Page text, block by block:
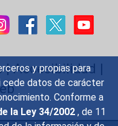
y propias para
cede datos de carácter
Conforme a
la Ley 34/2002 , de 11
|Accesibilidad |